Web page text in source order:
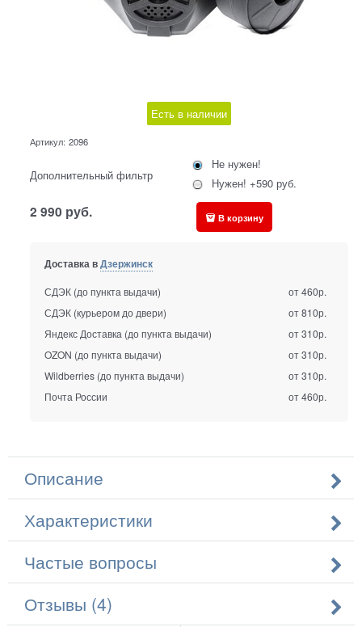
Есть в наличии
Артикул: 2096
Дополнительный фильтр
Не нужен!
Нужен! +590 руб.
2 990 руб. В корзину
Доставка вДзержинск
СДЭК (до пункта выдачи)
от 460р.
СДЭК (курьером до двери)
от 810р.
Яндекс Доставка (до пункта выдачи)
от 310р.
OZON (до пункта выдачи)
от 310р.
Wildberries (до пункта выдачи)
от 310р.
Почта России
от 460р.
Описание
Характеристики
Частые вопросы
Отзывы (4)